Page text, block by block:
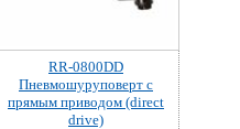
RR-0800DD
Пневмошуруповерт с
прямым приводом (direct
drive)